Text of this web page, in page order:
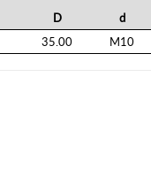
D d
35.00 M10